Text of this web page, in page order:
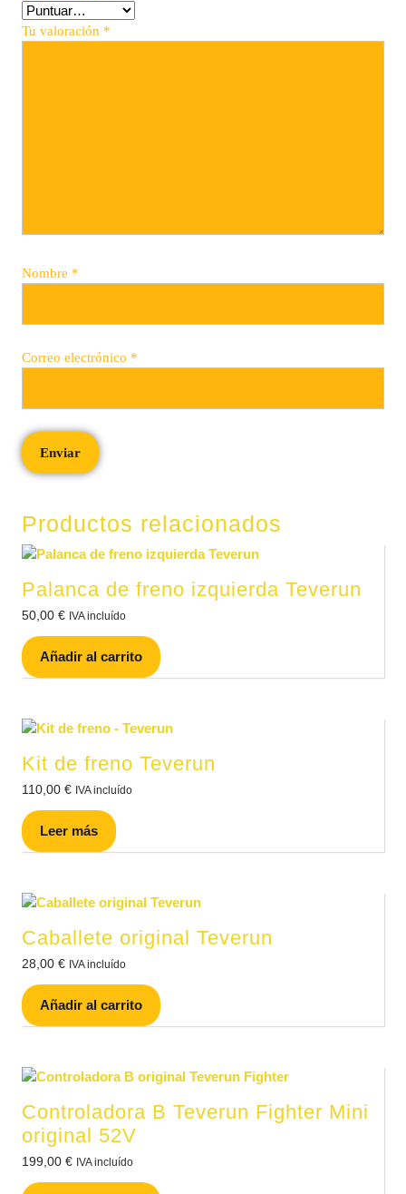
Tu valoración *
Nombre *
Correo electrónico *
Productos relacionados
Palanca de freno izquierda Teverun
50,00 € IVA incluído
Añadir al carrito
Kit de freno Teverun
110,00 € IVA incluído
Leer más
Caballete original Teverun
28,00 € IVA incluído
Añadir al carrito
Controladora B Teverun Fighter Mini
original 52V
199,00 € IVA incluído